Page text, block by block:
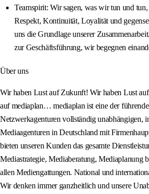
Teamspirit: Wir sagen, was wir tun und
Respekt, Kontinuität, Loyalität und
uns die Grundlage unserer
zur Geschäftsführung, wir begegnen
Über uns
Wir haben Lust auf Zukunft! Wir haben Lust
auf mediaplan… mediaplan ist eine der
Netzwerkagenturen vollständig unabhängigen,
Mediaagenturen in Deutschland mit
bieten unseren Kunden das gesamte
Mediastrategie, Mediaberatung, Mediaplanung
allen Mediengattungen. National und
Wir denken immer ganzheitlich und unsere